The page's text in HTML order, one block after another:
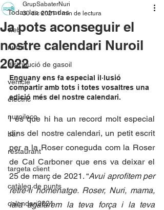
Todas las entradas
web
nuroil
distribució de gasoil
vehicle
electric
nuroileco
bar
restaurant
targeta client
catàleg de punts
calendari2021
Ja pots aconseguir el
nostre calendari Nuroil
2022
GrupSabaterNuri
30 dic 2021 1 min de lectura
Enguany ens fa especial il·lusió
compartir amb tots i totes vosaltres una
edició més del nostre calendari.
I és que hi ha un record molt especial
dins del nostre calendari, un petit escrit
per a la Roser coneguda com la Roser
de Cal Carboner que ens va deixar el
25 de març de 2021. “Avui aprofitem per
retre-li homenatge. Roser, Nuri, mama,
iaia agafarem la teva força i la teva